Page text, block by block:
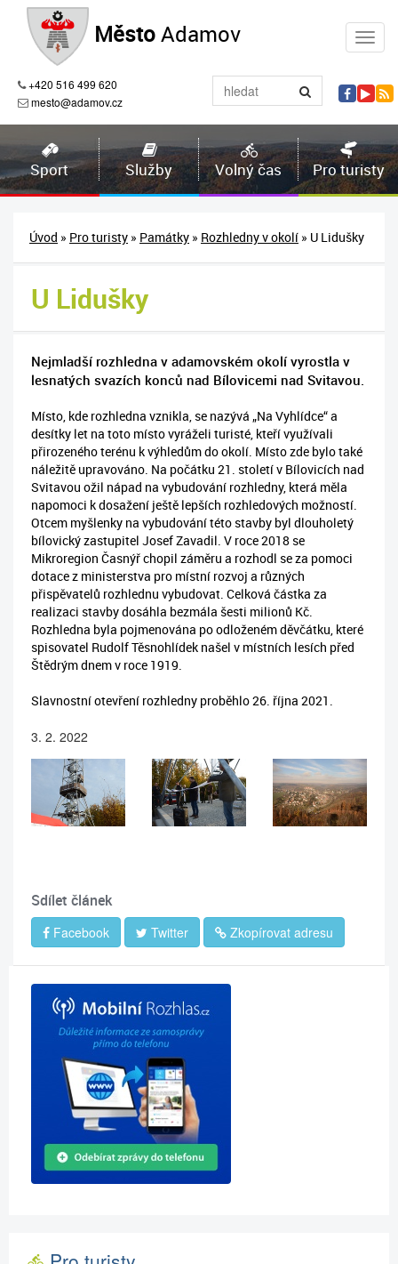
MěstoAdamov
+420 516 499 620
mesto@adamov.cz
Sport Služby Volný čas Pro turisty
Úvod » Pro turisty » Památky » Rozhledny v okolí » U Lidušky
U Lidušky
Nejmladší rozhledna v adamovském okolí vyrostla v
lesnatých svazích konců nad Bílovicemi nad Svitavou.
Místo, kde rozhledna vznikla, se nazývá „Na Vyhlídce“ a
desítky let na toto místo vyráželi turisté, kteří využívali
přirozeného terénu k výhledům do okolí. Místo zde bylo také
náležitě upravováno. Na počátku 21. století v Bílovicích nad
Svitavou ožil nápad na vybudování rozhledny, která měla
napomoci k dosažení ještě lepších rozhledových možností.
Otcem myšlenky na vybudování této stavby byl dlouholetý
bílovický zastupitel Josef Zavadil. V roce 2018 se
Mikroregion Časnýř chopil záměru a rozhodl se za pomoci
dotace z ministerstva pro místní rozvoj a různých
přispěvatelů rozhlednu vybudovat. Celková částka za
realizaci stavby dosáhla bezmála šesti milionů Kč.
Rozhledna byla pojmenována po odloženém děvčátku, které
spisovatel Rudolf Těsnohlídek našel v místních lesích před
Štědrým dnem v roce 1919.
Slavnostní otevření rozhledny proběhlo 26. října 2021.
3. 2. 2022
Sdílet článek
Facebook Twitter Zkopírovat adresu